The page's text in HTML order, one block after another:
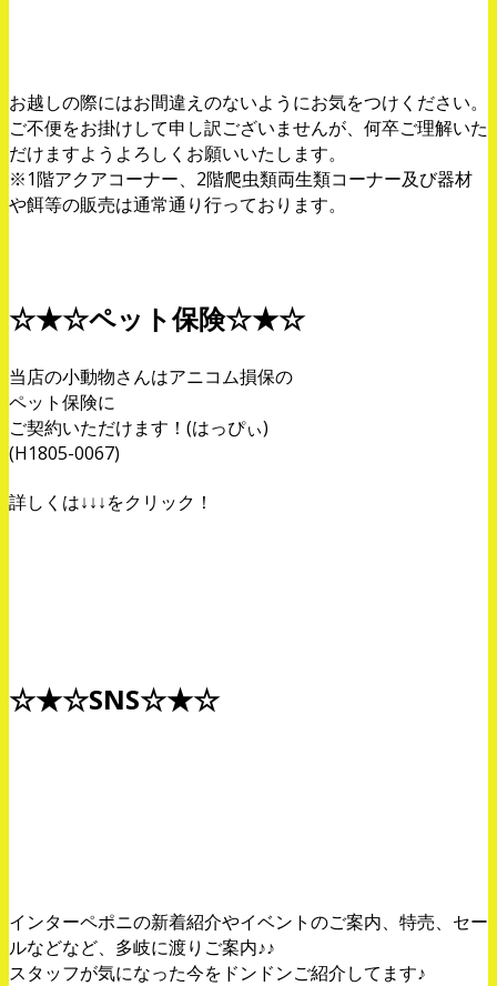
お越しの際にはお間違えのないようにお気をつけください。
ご不便をお掛けして申し訳ございませんが、何卒ご理解いた
だけますようよろしくお願いいたします。
※1階アクアコーナー、2階爬虫類両生類コーナー及び器材
や餌等の販売は通常通り行っております。
☆★☆ペット保険☆★☆
当店の小動物さんはアニコム損保の
ペット保険に
ご契約いただけます！(はっぴぃ)
(H1805-0067)
詳しくは↓↓↓をクリック！
☆★☆SNS☆★☆
インターペポニの新着紹介やイベントのご案内、特売、セー
ルなどなど、多岐に渡りご案内♪♪
スタッフが気になった今をドンドンご紹介してます♪